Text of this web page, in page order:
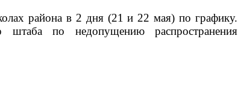
района в 2 дня (21 и 22 мая) по графику.
штаба по недопущению распространения